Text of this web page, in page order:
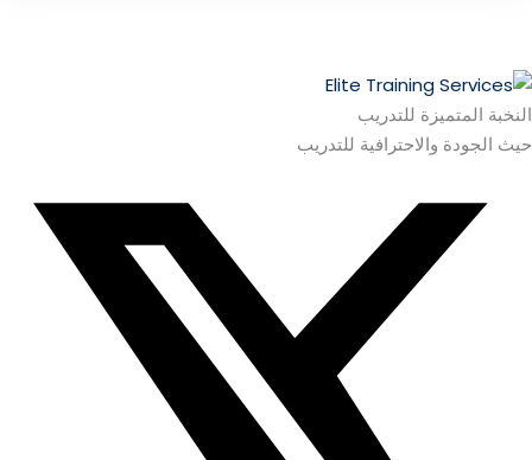
النخبة المتميزة للتدريب
حيث الجودة والاحترافية للتدريب